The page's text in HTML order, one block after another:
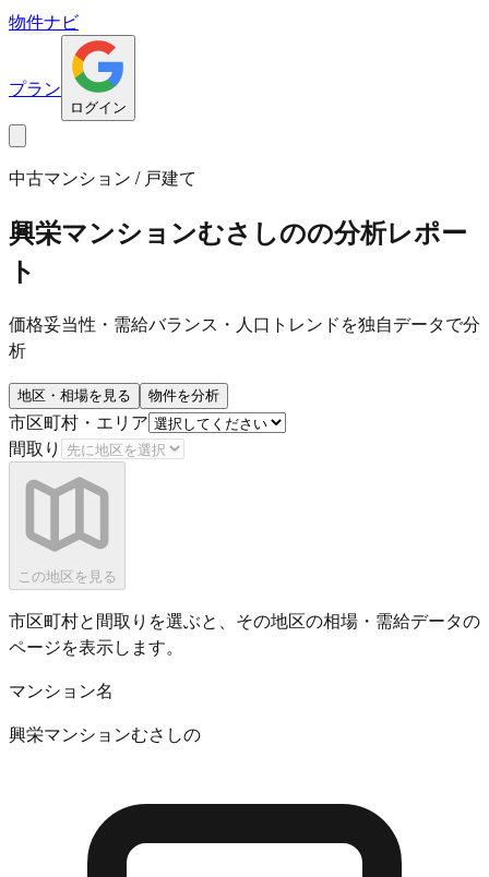
物件ナビ
プラン
ログイン
中古マンション / 戸建て
興栄マンションむさしのの分析レポー
ト
価格妥当性・需給バランス・人口トレンドを独自データで分
析
地区・相場を見る 物件を分析
市区町村・エリア
間取り
この地区を見る
市区町村と間取りを選ぶと、その地区の相場・需給データの
ページを表示します。
マンション名
興栄マンションむさしの